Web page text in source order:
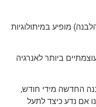
מופיע במיתולוגיות
ביותר לאנרגיה
החדשה מידי חודש,
אם נדע כיצד לתעל